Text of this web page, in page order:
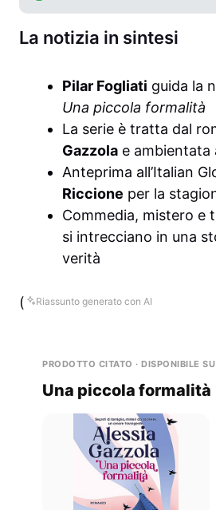
La notizia in sintesi
Pilar Fogliati guida la
Una piccola formalità
La serie è tratta dal
Gazzola e ambientata
Anteprima all’Italian
Riccione per la
Commedia, mistero e
si intrecciano in una
verità
( Riassunto generato con AI
PRODOTTO CITATO · DISPONIBILE
Una piccola formalità